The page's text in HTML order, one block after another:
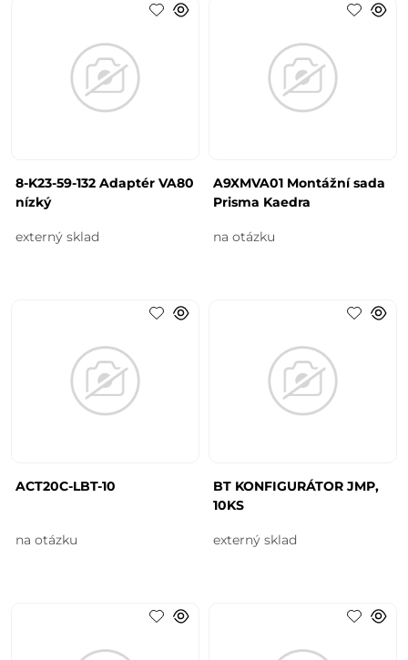
8-K23-59-132 Adaptér VA80
nízký
externý sklad
A9XMVA01 Montážní sada
Prisma Kaedra
na otázku
ACT20C-LBT-10
na otázku
BT KONFIGURÁTOR JMP,
10KS
externý sklad